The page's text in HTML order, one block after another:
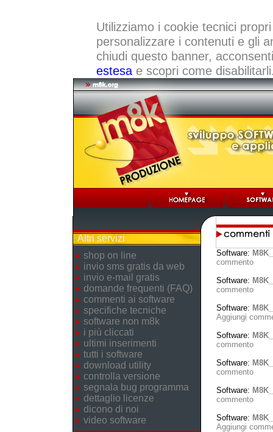
Utilizziamo i cookie tecnici
personalizzare i contenuti e gli
chiudi questo banner,
estesae scopri come
Altri servizi
shop on line
invio sms gratis da web
invio e-mail gratis
domande frequenti (FAQ)
commenti ai software
specifiche tecniche
software non m8k
i più cliccati
ultimi inserimenti
tutti i software
download utility
controlla versione
segnala bug programma
dettaglio licenze
dicono di noi
video software
Software:
commento
Software:
commento
Software:
Aggiungi
Software:
commento
Software:
commento
Software:
commento
Software:
Aggiungi